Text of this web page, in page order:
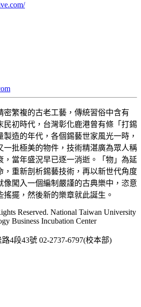
密繁複的古老工藝，傳統習俗中含有
民初時代，台灣彰化鹿港曾有條「打錫
造的年代，各個錫藝世家風光一時，
一批極美的物件，技術精湛廣為眾人稱
，當年盛況早已逐一消逝。「物」為延
，重新剖析錫藝技術，再以新世代角度
像闖入一個編制嚴謹的古典樂中，恣意
擺，然後新的樂章就此誕生。
Reserved. National Taiwan University
Business Incubation Center
4段43號 02-2737-6797(校本部)